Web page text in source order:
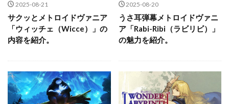
2025-08-21
サクッとメトロイドヴァニア
「ウィッチェ（Wicce）」の
内容を紹介。
2025-08-20
うさ耳弾幕メトロイドヴァニ
ア「Rabi-Ribi（ラビリビ）」
の魅力を紹介。